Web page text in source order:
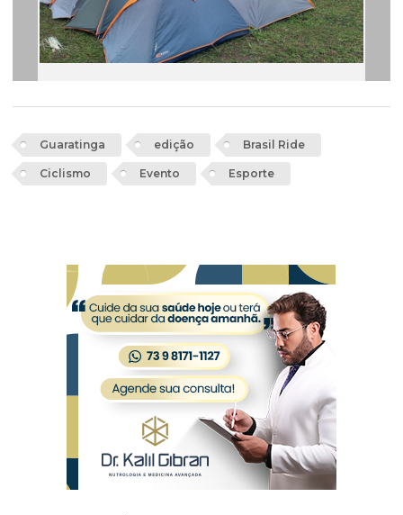
Guaratinga edição Brasil Ride
Ciclismo Evento Esporte